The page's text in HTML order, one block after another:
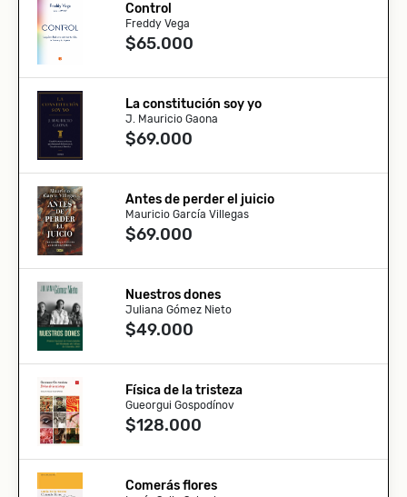
Control
Freddy Vega
$65.000
La constitución soy yo
J. Mauricio Gaona
$69.000
Antes de perder el juicio
Mauricio García Villegas
$69.000
Nuestros dones
Juliana Gómez Nieto
$49.000
Física de la tristeza
Gueorgui Gospodínov
$128.000
Comerás flores